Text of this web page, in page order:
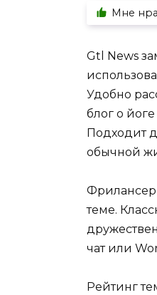
Мне
Gtl News
Удобно
блог о
Подходит
обычной
теме.
чат или
Рейтинг